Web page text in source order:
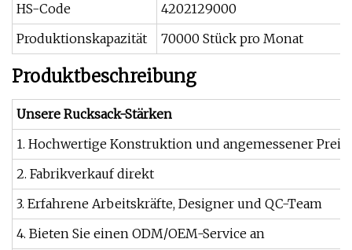
HS-Code
4202129000
Produktionskapazität
70000 Stück pro Monat
Produktbeschreibung
Unsere Rucksack-Stärken
1. Hochwertige Konstruktion und angemessener Preis
2. Fabrikverkauf direkt
3. Erfahrene Arbeitskräfte, Designer und QC-Team
4. Bieten Sie einen ODM/OEM-Service an